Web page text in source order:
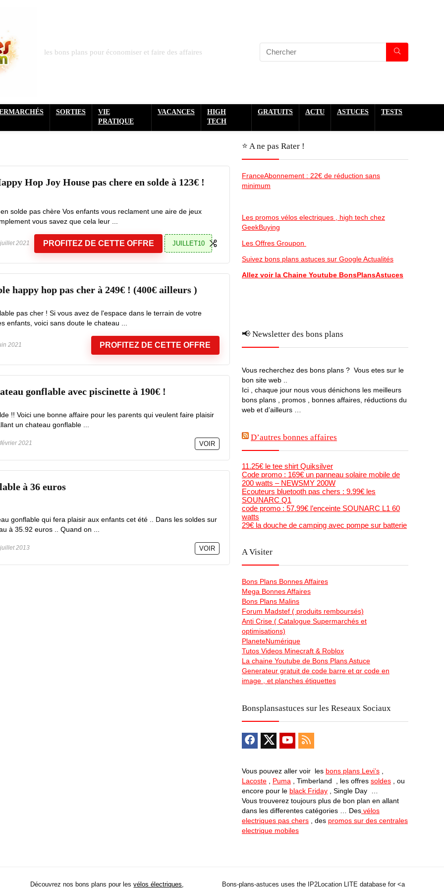
les bons plans pour économiser et faire des affaires
SORTIES
VIE
PRATIQUE
VACANCES
HIGH
TECH
GRATUITS ACTU ASTUCES TESTS
Hop Joy House pas chere en solde à 123€ !
solde pas chère Vos enfants vous reclament une aire de jeux
vous savez que cela leur ...
2021 PROFITEZ DE CETTE OFFRE JUILLET10
happy hop pas cher à 249€ ! (400€ ailleurs )
pas cher ! Si vous avez de l'espace dans le terrain de votre
enfants, voici sans doute le chateau ...
2021 PROFITEZ DE CETTE OFFRE
gonflable avec piscinette à 190€ !
!! Voici une bonne affaire pour les parents qui veulent faire plaisir
un chateau gonflable ...
2021 VOIR
à 36 euros
gonflable qui fera plaisir aux enfants cet été .. Dans les soldes sur
à 35.92 euros .. Quand on ...
2013 VOIR
⭐️ A ne pas Rater !
FranceAbonnement : 22€ de réduction sans
minimum
Les promos vélos electriques , high tech chez
GeekBuying
Les Offres Groupon
Suivez bons plans astuces sur Google Actualités
Allez voir la Chaine Youtube BonsPlansAstuces
📢 Newsletter des bons plans
Vous recherchez des bons plans ? Vous etes sur le
bon site web ..
Ici , chaque jour nous vous dénichons les meilleurs
bons plans , promos , bonnes affaires, réductions du
web et d’ailleurs …
D’autres bonnes affaires
11.25€ le tee shirt Quiksilver
Code promo : 169€ un panneau solaire mobile de
200 watts – NEWSMY 200W
Ecouteurs bluetooth pas chers : 9.99€ les
SOUNARC Q1
code promo : 57.99€ l’enceinte SOUNARC L1 60
watts
29€ la douche de camping avec pompe sur batterie
A Visiter
Bons Plans Bonnes Affaires
Mega Bonnes Affaires
Bons Plans Malins
Forum Madstef ( produits remboursés)
Anti Crise ( Catalogue Supermarchés et
optimisations)
PlaneteNumérique
Tutos Videos Minecraft & Roblox
La chaine Youtube de Bons Plans Astuce
Generateur gratuit de code barre et qr code en
image , et planches étiquettes
Bonsplansastuces sur les Reseaux Sociaux
Vous pouvez aller voir les bons plans Levi’s
Lacoste
Puma , Timberland , les offres soldes , ou
encore pour le black Friday , Single Day …
Vous trouverez toujours plus de bon plan en allant
dans les differentes catégories … Des vélos
electriques pas chers , des promos sur des centrales
electrique mobiles
Découvrez nos bons plans pour lesvélos électriques, Bons-plans-astuces uses the IP2Location LITE database for <a